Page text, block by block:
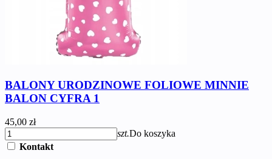
BALONY URODZINOWE FOLIOWE MINNIE
BALON CYFRA 1
45,00 zł
szt.Do koszyka
Kontakt